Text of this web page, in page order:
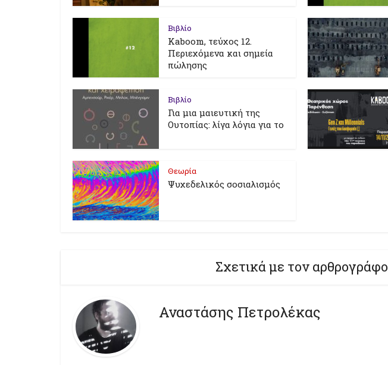
Βιβλίο
Kaboom, τεύχος 12.
Περιεχόμενα και σημεία
πώλησης
Βιβλίο
Για μια μαιευτική της
Ουτοπίας: λίγα λόγια για το
Θεωρία
Ψυχεδελικός σοσιαλισμός
Σχετικά με τον αρθρογράφο
Αναστάσης Πετρολέκας